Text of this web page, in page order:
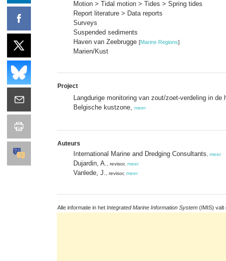
Motion > Tidal motion > Tides > Spring tides
Report literature > Data reports
Surveys
Suspended sediments
Haven van Zeebrugge [Marine Regions]
Marien/Kust
Project
Langdurige monitoring van zout/zoet-verdeling in
Belgische kustzone,
meer
Auteurs
International Marine and Dredging Consultants meer
Dujardin, A. , revisor, meer
Vanlede, J. , revisor, meer
Alle informatie in het Integrated Marine Information System (IMIS) valt